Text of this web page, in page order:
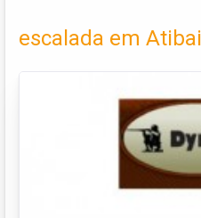
escalada em